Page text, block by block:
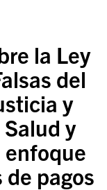
la Ley
del
y
y
enfoque
pagos